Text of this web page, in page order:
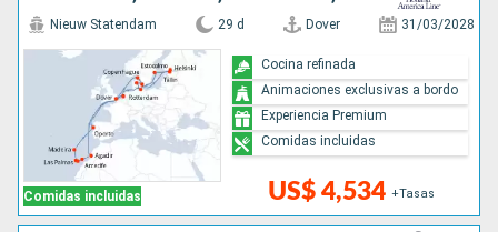
Comidas incluidas
Nieuw Statendam 29 d Dover 31/03/2028
US$ 4,534 +Tasas
Cocina refinada
Animaciones exclusivas a bordo
Experiencia Premium
Comidas incluidas